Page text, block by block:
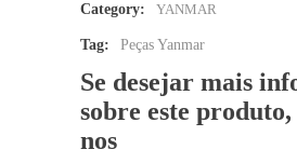
Category: YANMAR
Tag: Peças Yanmar
Se desejar mais
sobre este
nos